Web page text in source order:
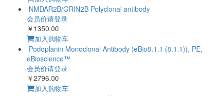
NMDAR2B/GRIN2B Polyclonal antibody
会员价请登录
￥1350.00
加入购物车
Podoplanin Monoclonal Antibody (eBio8.1.1 (8.1.1)), PE,
eBioscience™
会员价请登录
￥2796.00
加入购物车